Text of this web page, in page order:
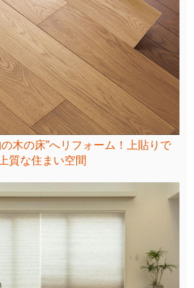
木の床”へリフォーム！上貼りで
質な住まい空間